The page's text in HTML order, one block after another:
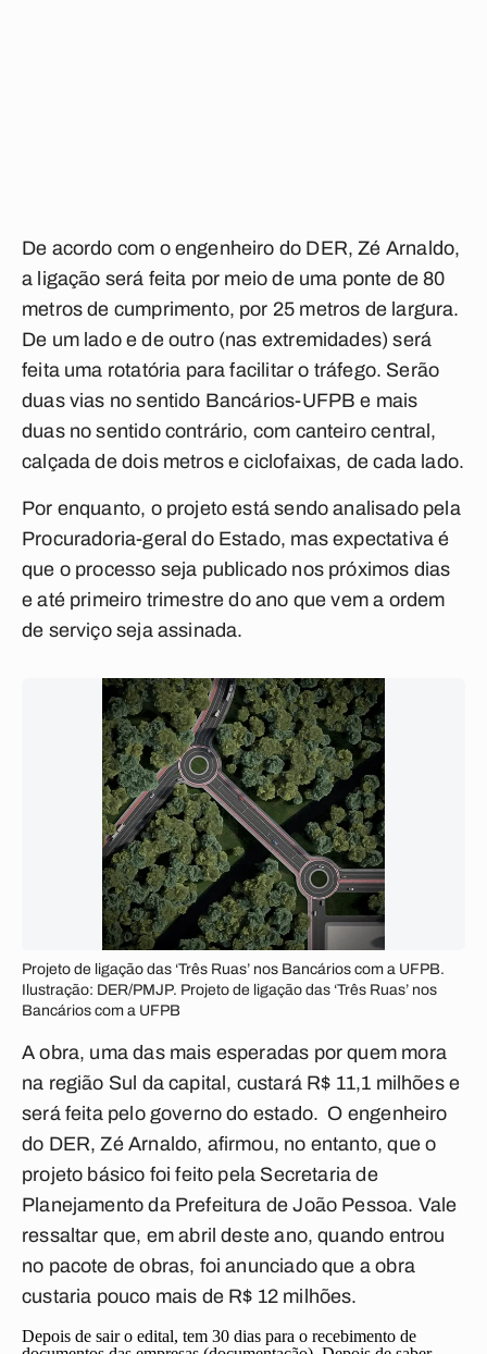
De acordo com o engenheiro do DER, Zé Arnaldo,
a ligação será feita por meio de uma ponte de 80
metros de cumprimento, por 25 metros de largura.
De um lado e de outro (nas extremidades) será
feita uma rotatória para facilitar o tráfego. Serão
duas vias no sentido Bancários-UFPB e mais
duas no sentido contrário, com canteiro central,
calçada de dois metros e ciclofaixas, de cada lado.
Por enquanto, o projeto está sendo analisado pela
Procuradoria-geral do Estado, mas expectativa é
que o processo seja publicado nos próximos dias
e até primeiro trimestre do ano que vem a ordem
de serviço seja assinada.
Projeto de ligação das ‘Três Ruas’ nos Bancários com a UFPB.
Ilustração: DER/PMJP. Projeto de ligação das ‘Três Ruas’ nos
Bancários com a UFPB
A obra, uma das mais esperadas por quem mora
na região Sul da capital, custará R$ 11,1 milhões e
será feita pelo governo do estado. O engenheiro
do DER, Zé Arnaldo, afirmou, no entanto, que o
projeto básico foi feito pela Secretaria de
Planejamento da Prefeitura de João Pessoa. Vale
ressaltar que, em abril deste ano, quando entrou
no pacote de obras, foi anunciado que a obra
custaria pouco mais de R$ 12 milhões.
Depois de sair o edital, tem 30 dias para o recebimento de